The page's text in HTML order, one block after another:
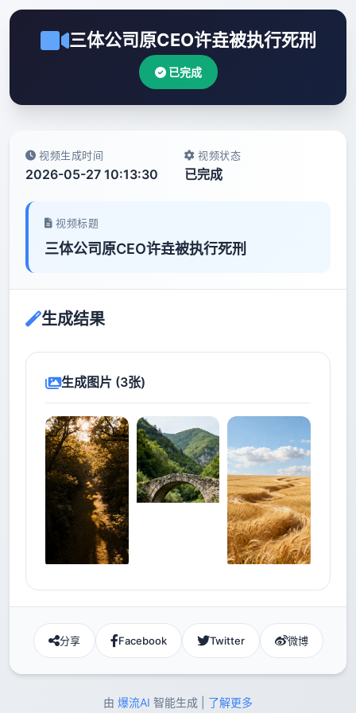
三体公司原CEO许垚被执行死刑
已完成
视频生成时间
2026-05-27 10:13:30
视频状态
已完成
视频标题
三体公司原CEO许垚被执行死刑
生成结果
生成图片 (3张)
分享 Facebook Twitter 微博
由 爆流AI 智能生成 | 了解更多